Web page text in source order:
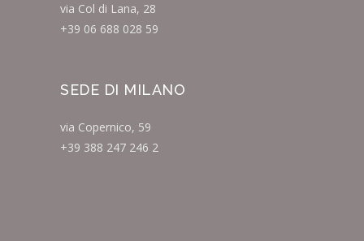
via Col di Lana, 28
+39 06 688 028 59
SEDE DI MILANO
via Copernico, 59
+39 388 247 246 2